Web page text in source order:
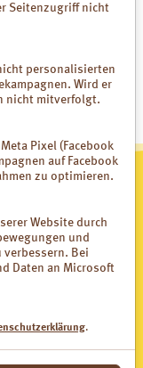
Liga
Seitenzugriff nicht
personalisierten
Wird er
nicht mitverfolgt.
Pixel (Facebook
auf Facebook
zu optimieren.
Website durch
und
verbessern. Bei
Daten an Microsoft
.